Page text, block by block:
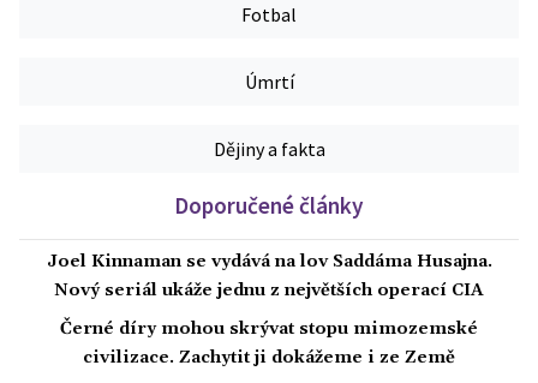
Fotbal
Úmrtí
Dějiny a fakta
Doporučené články
Joel Kinnaman se vydává na lov Saddáma Husajna.
Nový seriál ukáže jednu z největších operací CIA
Černé díry mohou skrývat stopu mimozemské
civilizace. Zachytit ji dokážeme i ze Země